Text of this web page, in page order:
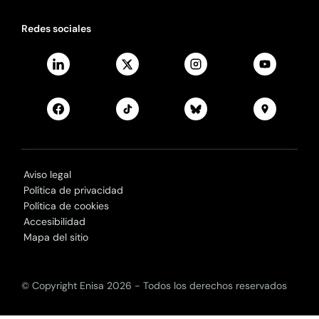
Redes sociales
Aviso legal
Política de privacidad
Política de cookies
Accesibilidad
Mapa del sitio
© Copyright Enisa 2026 - Todos los derechos reservados